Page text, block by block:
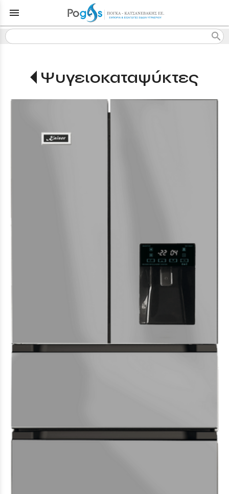
menu
search
Ψυγειοκαταψύκτες